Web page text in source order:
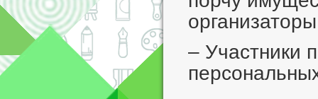
– Участники